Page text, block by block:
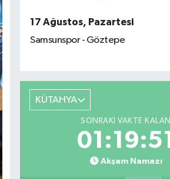
17 Ağustos, Pazartesi
Samsunspor - Göztepe
KÜTAHYA
SONRAKI VAKTE KALAN
01:19:49
Akşam Namazı